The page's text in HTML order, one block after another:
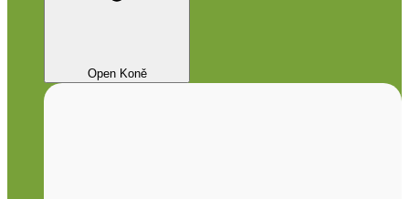
Open Koně